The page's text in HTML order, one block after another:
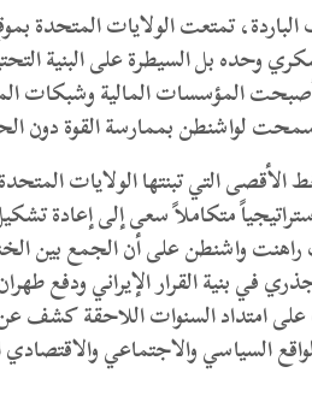
تمتعت الولايات المتحدة
وحده بل السيطرة على البنية
المؤسسات المالية وشبكات
لواشنطن بممارسة القوة دون
الأقصى التي تبنتها الولايات
متكاملاً سعى إلى إعادة
واشنطن على أن الجمع بين
في بنية القرار الإيراني ودفع
امتداد السنوات اللاحقة كشف عن
السياسي والاجتماعي